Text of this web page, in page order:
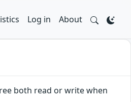
Log in About
both read or write when